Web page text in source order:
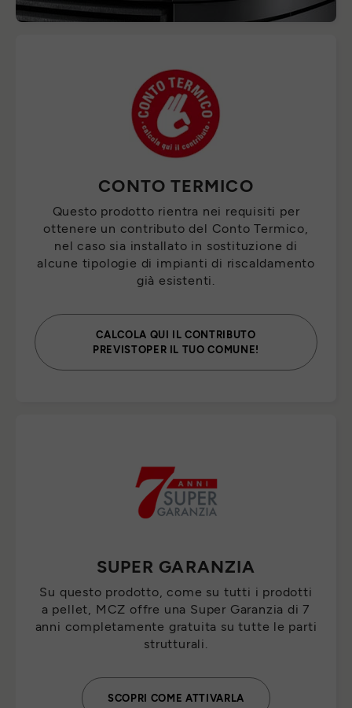
CONTO TERMICO
Questo prodotto rientra nei requisiti per
ottenere un contributo del Conto Termico,
nel caso sia installato in sostituzione di
alcune tipologie di impianti di riscaldamento
già esistenti.
CALCOLA QUI IL CONTRIBUTO
PREVISTOPER IL TUO COMUNE!
SUPER GARANZIA
Su questo prodotto, come su tutti i prodotti
a pellet, MCZ offre una Super Garanzia di 7
anni completamente gratuita su tutte le parti
strutturali.
SCOPRI COME ATTIVARLA